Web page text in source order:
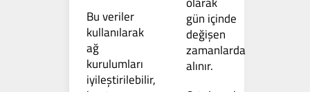
Bu veriler
kullanılarak
ağ
kurulumları
iyileştirilebilir,
gün içinde
değişen
zamanlarda
alınır.